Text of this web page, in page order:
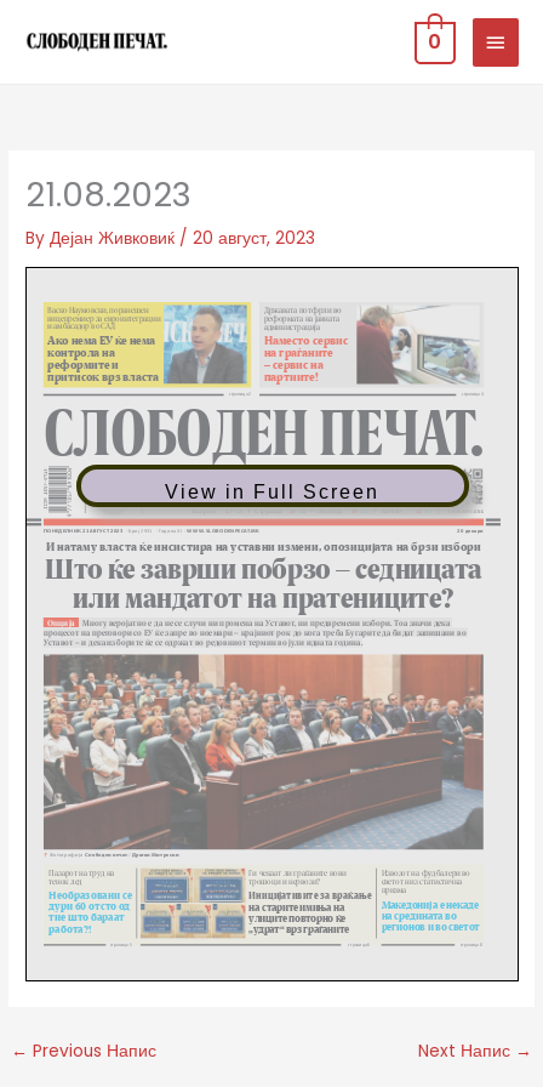
MAIN
0
21.08.2023
ByДејан Живковиќ /20 август, 2023
View in Full Screen
← Previous Напис Next Напис →